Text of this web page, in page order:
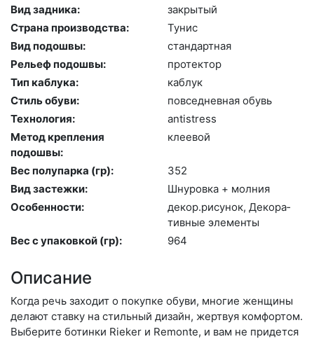
Вид задника:
зак­ры­тый
Страна производства:
Ту­нис
Вид подошвы:
стан­дарт­ная
Рельеф подошвы:
про­тек­тор
Тип каблука:
каб­лук
Стиль обуви:
пов­седнев­ная обувь
Технология:
an­tist­ress
Метод крепления
подошвы:
кле­евой
Вес полупарка (гр):
352
Вид застежки:
Шну­ров­ка + мол­ния
Особенности:
де­кор.ри­сунок, Де­кора­
тив­ные эле­мен­ты
Вес с упаковкой (гр):
964
Описание
Когда речь заходит о покупке обуви, многие женщины
делают ставку на стильный дизайн, жертвуя комфортом.
Выберите бо­тин­ки Rieker и Remonte, и вам не придется